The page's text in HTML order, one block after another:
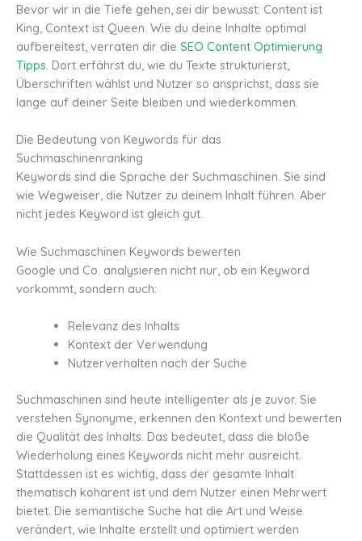
Bevor wir in die Tiefe gehen, sei dir bewusst: Content ist
King, Context ist Queen. Wie du deine Inhalte optimal
aufbereitest, verraten dir die SEO Content Optimierung
Tipps. Dort erfährst du, wie du Texte strukturierst,
Überschriften wählst und Nutzer so ansprichst, dass sie
lange auf deiner Seite bleiben und wiederkommen.
Die Bedeutung von Keywords für das
Suchmaschinenranking
Keywords sind die Sprache der Suchmaschinen. Sie sind
wie Wegweiser, die Nutzer zu deinem Inhalt führen. Aber
nicht jedes Keyword ist gleich gut.
Wie Suchmaschinen Keywords bewerten
Google und Co. analysieren nicht nur, ob ein Keyword
vorkommt, sondern auch:
Relevanz des Inhalts
Kontext der Verwendung
Nutzerverhalten nach der Suche
Suchmaschinen sind heute intelligenter als je zuvor. Sie
verstehen Synonyme, erkennen den Kontext und bewerten
die Qualität des Inhalts. Das bedeutet, dass die bloße
Wiederholung eines Keywords nicht mehr ausreicht.
Stattdessen ist es wichtig, dass der gesamte Inhalt
thematisch kohärent ist und dem Nutzer einen Mehrwert
bietet. Die semantische Suche hat die Art und Weise
verändert, wie Inhalte erstellt und optimiert werden